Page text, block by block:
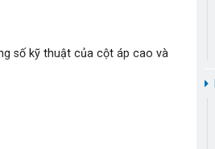
số kỹ thuật của cột áp cao và
“môi trường dễ nổ”, nơi có